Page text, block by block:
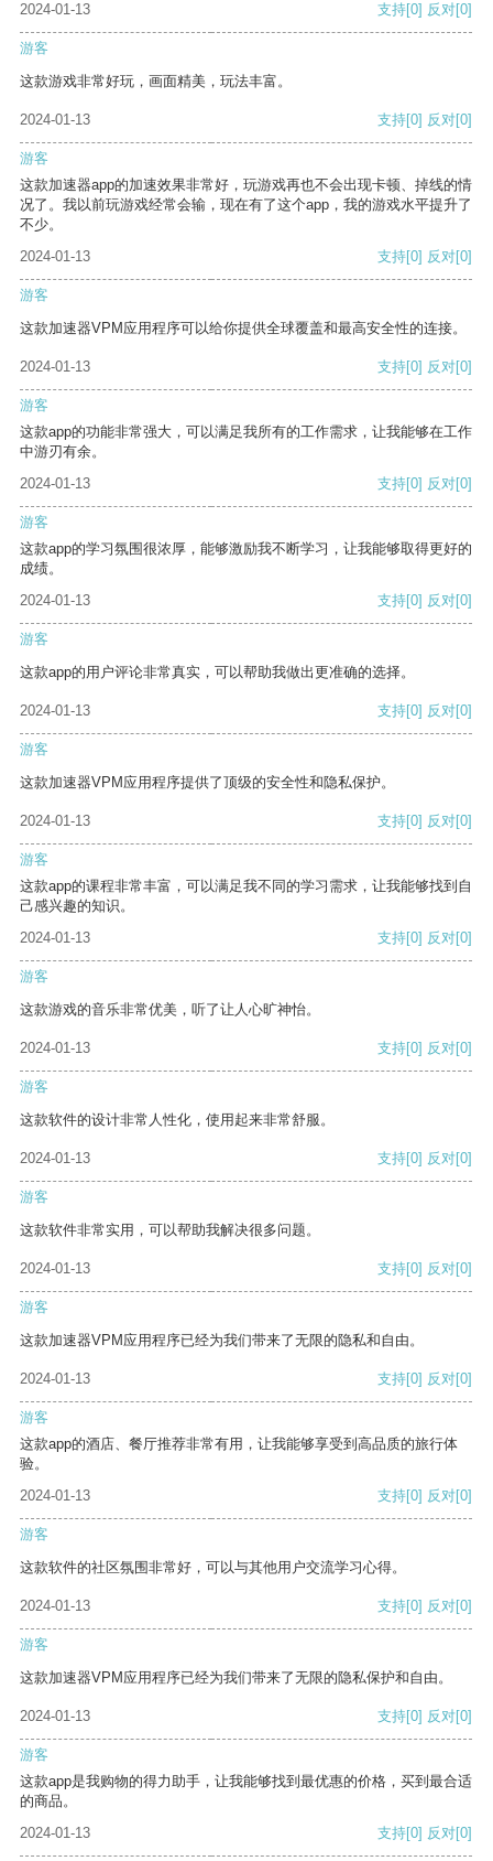
2024-01-13
支持[0] 反对[0]
游客
这款游戏非常好玩，画面精美，玩法丰富。
2024-01-13 支持[0] 反对[0]
游客
这款加速器app的加速效果非常好，玩游戏再也不会出现卡顿、掉线的情
况了。我以前玩游戏经常会输，现在有了这个app，我的游戏水平提升了
不少。
2024-01-13
支持[0] 反对[0]
游客
这款加速器VPM应用程序可以给你提供全球覆盖和最高安全性的连接。
2024-01-13 支持[0] 反对[0]
游客
这款app的功能非常强大，可以满足我所有的工作需求，让我能够在工作
中游刃有余。
2024-01-13
支持[0] 反对[0]
游客
这款app的学习氛围很浓厚，能够激励我不断学习，让我能够取得更好的
成绩。
2024-01-13
支持[0] 反对[0]
游客
这款app的用户评论非常真实，可以帮助我做出更准确的选择。
2024-01-13 支持[0] 反对[0]
游客
这款加速器VPM应用程序提供了顶级的安全性和隐私保护。
2024-01-13 支持[0] 反对[0]
游客
这款app的课程非常丰富，可以满足我不同的学习需求，让我能够找到自
己感兴趣的知识。
2024-01-13
支持[0] 反对[0]
游客
这款游戏的音乐非常优美，听了让人心旷神怡。
2024-01-13 支持[0] 反对[0]
游客
这款软件的设计非常人性化，使用起来非常舒服。
2024-01-13 支持[0] 反对[0]
游客
这款软件非常实用，可以帮助我解决很多问题。
2024-01-13 支持[0] 反对[0]
游客
这款加速器VPM应用程序已经为我们带来了无限的隐私和自由。
2024-01-13 支持[0] 反对[0]
游客
这款app的酒店、餐厅推荐非常有用，让我能够享受到高品质的旅行体
验。
2024-01-13
支持[0] 反对[0]
游客
这款软件的社区氛围非常好，可以与其他用户交流学习心得。
2024-01-13 支持[0] 反对[0]
游客
这款加速器VPM应用程序已经为我们带来了无限的隐私保护和自由。
2024-01-13 支持[0] 反对[0]
游客
这款app是我购物的得力助手，让我能够找到最优惠的价格，买到最合适
的商品。
2024-01-13
支持[0] 反对[0]